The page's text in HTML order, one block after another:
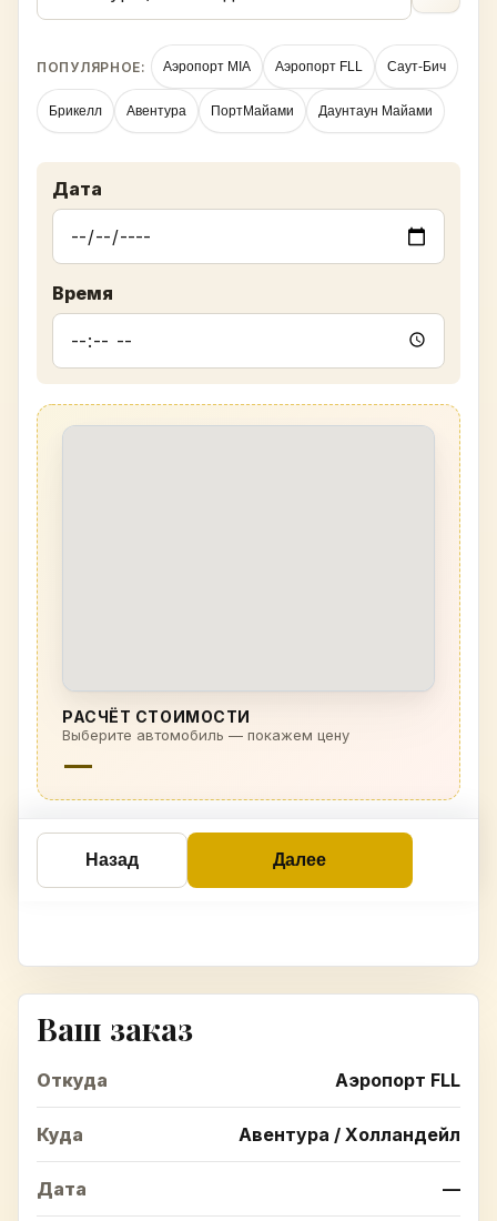
ПОПУЛЯРНОЕ: Аэропорт MIA Аэропорт FLL Саут-Бич
Брикелл Авентура ПортМайами Даунтаун Майами
Дата
Время
РАСЧЁТ СТОИМОСТИ
Выберите автомобиль — покажем цену
—
Назад Далее
Ваш заказ
Откуда Аэропорт FLL
Куда Авентура / Холландейл
Дата —